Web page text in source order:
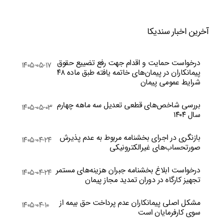
آخرین اخبار سندیکا
درخواست حمایت و اقدام جهت رفع تضییع حقوق
پیمانکاران در پیمان‌های خاتمه یافته طبق ماده ۴۸
شرایط عمومی پیمان
۱۴۰۵-۰۵-۱۷
بررسی شاخص‌های قطعی تعدیل سه ماهه چهارم
سال ۱۴۰۴
۱۴۰۵-۰۵-۰۳
بازنگری در اجرای بخشنامه مربوط به عدم پذیرش
صورتحساب‌های غیرالکترونیکی
۱۴۰۵-۰۴-۲۴
درخواست ابلاغ بخشنامه جبران هزینه‌های مستمر
تجهیز کارگاه در دوران تمدید مجاز پیمان
۱۴۰۵-۰۴-۲۴
مشکل اصلی پیمانکاران عدم پرداخت حق بیمه از
سوی کارفرمایان است
۱۴۰۵-۰۴-۱۰